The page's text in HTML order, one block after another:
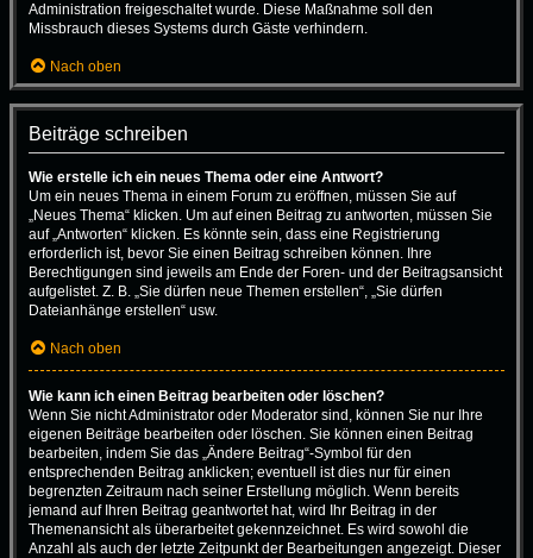
Administration freigeschaltet wurde. Diese Maßnahme soll den
Missbrauch dieses Systems durch Gäste verhindern.
Nach oben
Beiträge schreiben
Wie erstelle ich ein neues Thema oder eine Antwort?
Um ein neues Thema in einem Forum zu eröffnen, müssen Sie auf
„Neues Thema“ klicken. Um auf einen Beitrag zu antworten, müssen Sie
auf „Antworten“ klicken. Es könnte sein, dass eine Registrierung
erforderlich ist, bevor Sie einen Beitrag schreiben können. Ihre
Berechtigungen sind jeweils am Ende der Foren- und der Beitragsansicht
aufgelistet. Z. B. „Sie dürfen neue Themen erstellen“, „Sie dürfen
Dateianhänge erstellen“ usw.
Nach oben
Wie kann ich einen Beitrag bearbeiten oder löschen?
Wenn Sie nicht Administrator oder Moderator sind, können Sie nur Ihre
eigenen Beiträge bearbeiten oder löschen. Sie können einen Beitrag
bearbeiten, indem Sie das „Ändere Beitrag“-Symbol für den
entsprechenden Beitrag anklicken; eventuell ist dies nur für einen
begrenzten Zeitraum nach seiner Erstellung möglich. Wenn bereits
jemand auf Ihren Beitrag geantwortet hat, wird Ihr Beitrag in der
Themenansicht als überarbeitet gekennzeichnet. Es wird sowohl die
Anzahl als auch der letzte Zeitpunkt der Bearbeitungen angezeigt. Dieser